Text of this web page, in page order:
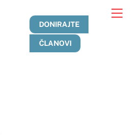
DONIRAJTE
ČLANOVI